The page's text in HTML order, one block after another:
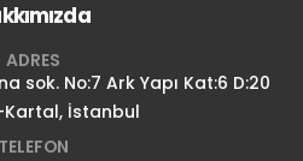
ADRES
sok. No:7 Ark Yapı Kat:6 D:20
Kartal, İstanbul
TELEFON